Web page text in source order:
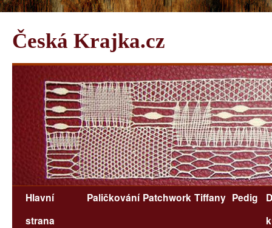
Česká Krajka.cz
Hlavní
strana
Paličkování Patchwork Tiffany Pedig